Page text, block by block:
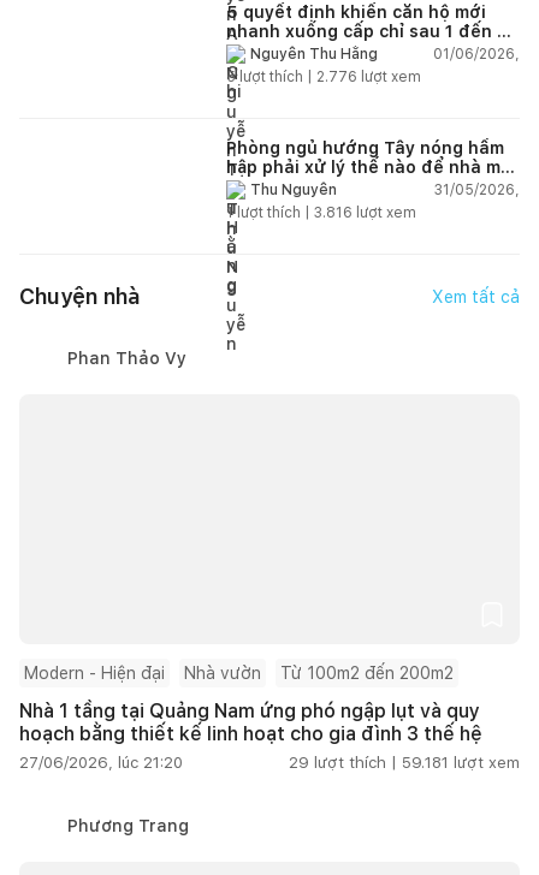
5 quyết định khiến căn hộ mới
nhanh xuống cấp chỉ sau 1 đến 2
nămNguyễn Thu Hằng
01/06/2026,
5lượt thích | 2.776 lượt xem
Phòng ngủ hướng Tây nóng hầm
hập phải xử lý thế nào để nhà mát
hơn?Thu Nguyễn
31/05/2026,
1lượt thích | 3.816 lượt xem
Chuyện nhà Xem tất cả
Phan Thảo Vy
Modern - Hiện đại Nhà vườn Từ 100m2 đến 200m2
Nhà 1 tầng tại Quảng Nam ứng phó ngập lụt và quy
hoạch bằng thiết kế linh hoạt cho gia đình 3 thế hệ
27/06/2026, lúc 21:20 29 lượt thích | 59.181 lượt xem
Phương Trang